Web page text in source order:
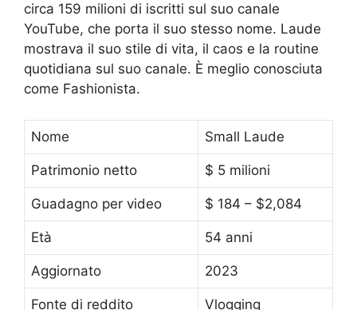
circa 159 milioni di iscritti sul suo canale
YouTube, che porta il suo stesso nome. Laude
mostrava il suo stile di vita, il caos e la routine
quotidiana sul suo canale. È meglio conosciuta
come Fashionista.
Nome Small Laude
Patrimonio netto $ 5 milioni
Guadagno per video $ 184 – $2,084
Età 54 anni
Aggiornato 2023
Fonte di reddito Vlogging